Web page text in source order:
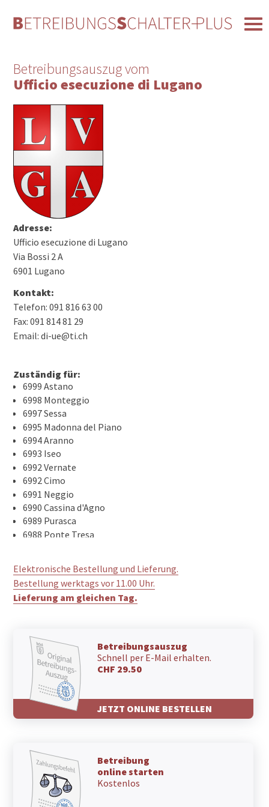
Betreibungsauszug vom
Ufficio esecuzione di Lugano
Adresse:
Ufficio esecuzione di Lugano
Via Bossi 2 A
6901 Lugano
Kontakt:
Telefon: 091 816 63 00
Fax: 091 814 81 29
Email: di-ue@ti.ch
Zuständig für:
6999 Astano
6998 Monteggio
6997 Sessa
6995 Madonna del Piano
6994 Aranno
6993 Iseo
6992 Vernate
6992 Cimo
6991 Neggio
6990 Cassina d'Agno
6989 Purasca
6988 Ponte Tresa
6986 Miglieglia
6986 Curio
6984 Pura
6981 Bombinasco
6981 Biogno-Beride
6981 Bedigliora
6981 Banco
6980 Castelrotto
6979 Brè sopra Lugano
6978 Gandria
6976 Castagnola
6974 Aldesago
6968 Sonvico
6967 Dino
6966 Villa Luganese
Elektronische Bestellung und Lieferung.
Bestellung werktags vor 11.00 Uhr.
Lieferung am gleichen Tag.
Betreibungsauszug
Schnell per E-Mail erhalten.
CHF 29.50
JETZT ONLINE BESTELLEN
Betreibung
online starten
Kostenlos